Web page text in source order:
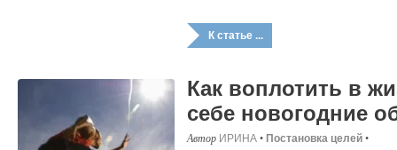
К статье ...
Как воплотить в
себе новогодние
ИРИНА•Постановка целей•